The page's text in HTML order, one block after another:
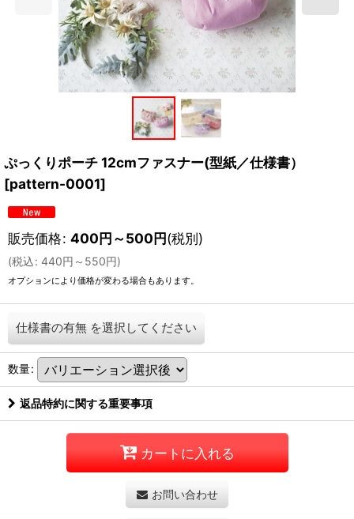
ぷっくりポーチ 12cmファスナー(型紙／仕様書）
[pattern-0001]
販売価格: 400円～500円(税別)
(税込: 440円 ～550円)
オプションにより価格が変わる場合もあります。
仕様書の有無 を選択してください
数量:
返品特約に関する重要事項
カートに入れる
お問い合わせ